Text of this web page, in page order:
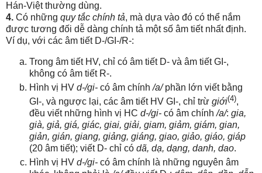
Hán-Việt thường dùng.
4. Có những quy tắc chính tả, mà dựa vào đó có thể nắm
được tương đối dễ dàng chính tả một số âm tiết nhất định.
Ví dụ, với các âm tiết D-/GI-/R-:
Trong âm tiết HV, chỉ có âm tiết D- và âm tiết GI-,
không có âm tiết R-.
Hình vị HV d-/gi- có âm chính/a/phần lớn viết bằng
GI-, và ngược lại, các âm tiết HV GI-, chỉ trừ giới(4),
đều viết những hình vị HC d-/gi- có âm chính/a/: gia,
già, giả, giá, giác, giai, giải, giam, giảm, giám, gian,
giản, gián, giang, giảng, giáng, giao, giảo, giáo, giáp
(20 âm tiết); viết D- chỉ có dã, dạ, dạng, danh, dao.
Hình vị HV d-/gi- có âm chính là những nguyên âm